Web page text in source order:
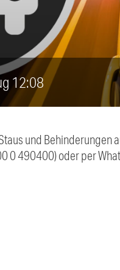
12:08
und Behinderungen
0 490400) oder per